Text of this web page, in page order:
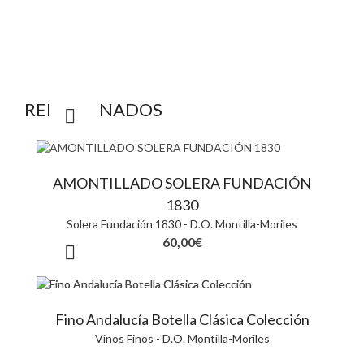
RELACIONADOS
AMONTILLADO SOLERA FUNDACIÓN
1830
Solera Fundación 1830 - D.O. Montilla-Moriles
60,00€
Fino Andalucía Botella Clásica Colección
Vinos Finos - D.O. Montilla-Moriles